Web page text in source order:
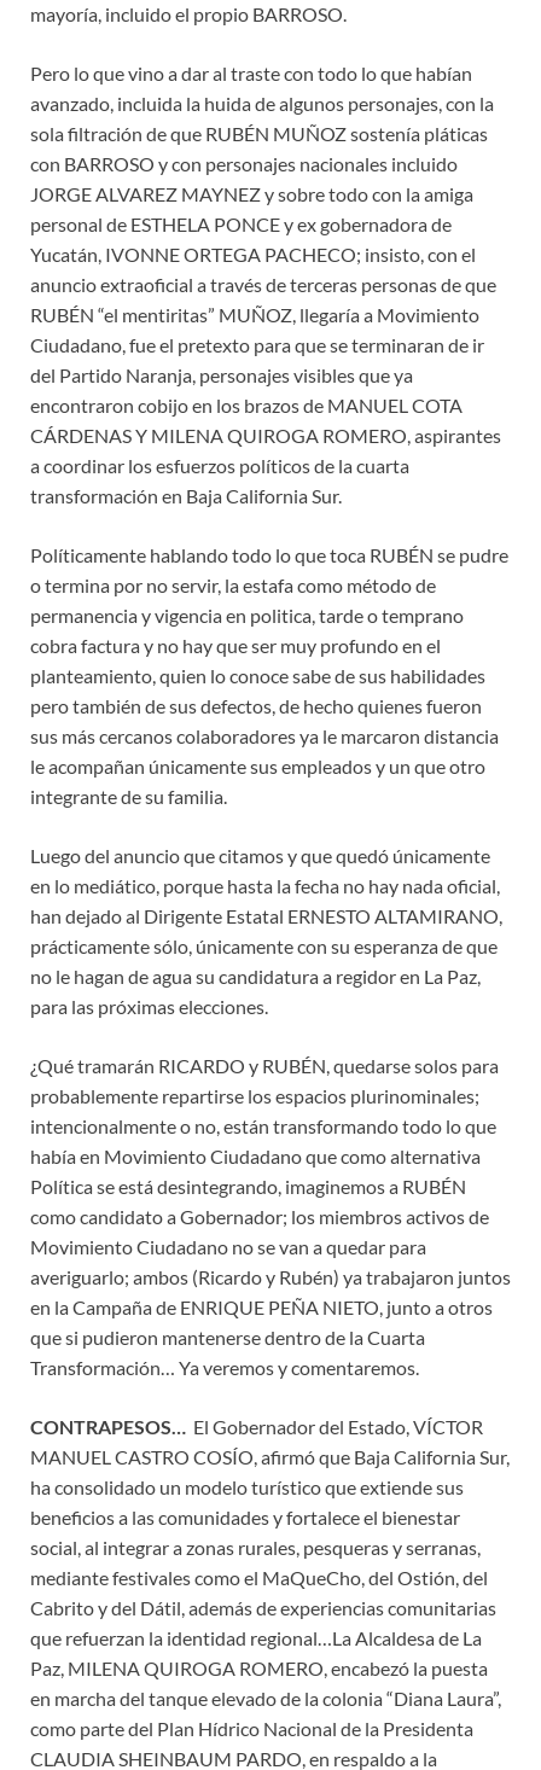
mayoría, incluido el propio BARROSO.
Pero lo que vino a dar al traste con todo lo que habían
avanzado, incluida la huida de algunos personajes, con la
sola filtración de que RUBÉN MUÑOZ sostenía pláticas
con BARROSO y con personajes nacionales incluido
JORGE ALVAREZ MAYNEZ y sobre todo con la amiga
personal de ESTHELA PONCE y ex gobernadora de
Yucatán, IVONNE ORTEGA PACHECO; insisto, con el
anuncio extraoficial a través de terceras personas de que
RUBÉN “el mentiritas” MUÑOZ, llegaría a Movimiento
Ciudadano, fue el pretexto para que se terminaran de ir
del Partido Naranja, personajes visibles que ya
encontraron cobijo en los brazos de MANUEL COTA
CÁRDENAS Y MILENA QUIROGA ROMERO, aspirantes
a coordinar los esfuerzos políticos de la cuarta
transformación en Baja California Sur.
Políticamente hablando todo lo que toca RUBÉN se pudre
o termina por no servir, la estafa como método de
permanencia y vigencia en politica, tarde o temprano
cobra factura y no hay que ser muy profundo en el
planteamiento, quien lo conoce sabe de sus habilidades
pero también de sus defectos, de hecho quienes fueron
sus más cercanos colaboradores ya le marcaron distancia
le acompañan únicamente sus empleados y un que otro
integrante de su familia.
Luego del anuncio que citamos y que quedó únicamente
en lo mediático, porque hasta la fecha no hay nada oficial,
han dejado al Dirigente Estatal ERNESTO ALTAMIRANO,
prácticamente sólo, únicamente con su esperanza de que
no le hagan de agua su candidatura a regidor en La Paz,
para las próximas elecciones.
¿Qué tramarán RICARDO y RUBÉN, quedarse solos para
probablemente repartirse los espacios plurinominales;
intencionalmente o no, están transformando todo lo que
había en Movimiento Ciudadano que como alternativa
Política se está desintegrando, imaginemos a RUBÉN
como candidato a Gobernador; los miembros activos de
Movimiento Ciudadano no se van a quedar para
averiguarlo; ambos (Ricardo y Rubén) ya trabajaron juntos
en la Campaña de ENRIQUE PEÑA NIETO, junto a otros
que si pudieron mantenerse dentro de la Cuarta
Transformación… Ya veremos y comentaremos.
CONTRAPESOS…
El Gobernador del Estado, VÍCTOR
MANUEL CASTRO COSÍO, afirmó que Baja California Sur,
ha consolidado un modelo turístico que extiende sus
beneficios a las comunidades y fortalece el bienestar
social, al integrar a zonas rurales, pesqueras y serranas,
mediante festivales como el MaQueCho, del Ostión, del
Cabrito y del Dátil, además de experiencias comunitarias
que refuerzan la identidad regional…La Alcaldesa de La
Paz, MILENA QUIROGA ROMERO, encabezó la puesta
en marcha del tanque elevado de la colonia “Diana Laura”,
como parte del Plan Hídrico Nacional de la Presidenta
CLAUDIA SHEINBAUM PARDO, en respaldo a la